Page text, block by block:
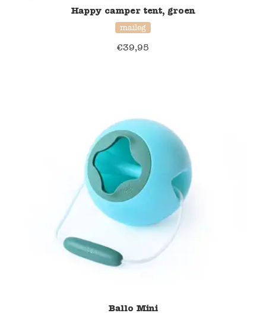
Happy camper tent, groen
maileg
€39,95
Ballo Mini